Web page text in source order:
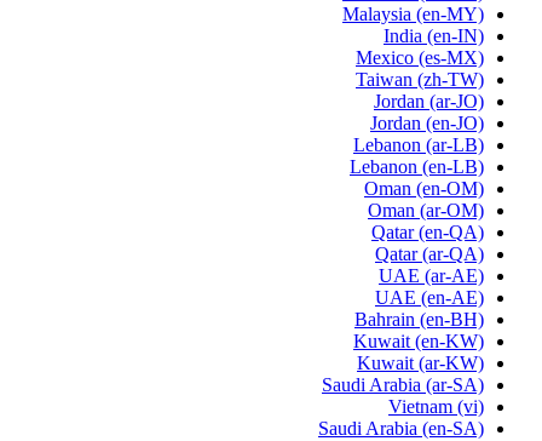
Malaysia (en-MY)
India (en-IN)
Mexico (es-MX)
Taiwan (zh-TW)
Jordan (ar-JO)
Jordan (en-JO)
Lebanon (ar-LB)
Lebanon (en-LB)
Oman (en-OM)
Oman (ar-OM)
Qatar (en-QA)
Qatar (ar-QA)
UAE (ar-AE)
UAE (en-AE)
Bahrain (en-BH)
Kuwait (en-KW)
Kuwait (ar-KW)
Saudi Arabia (ar-SA)
Vietnam (vi)
Saudi Arabia (en-SA)